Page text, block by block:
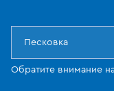
Песковка
Обратите внимание